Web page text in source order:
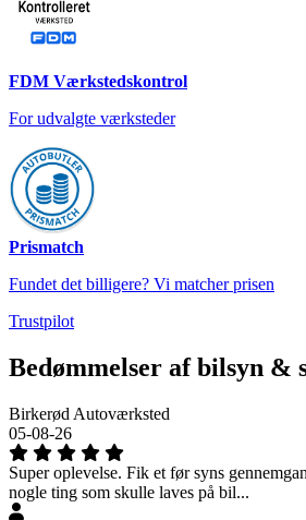
FDM Værkstedskontrol
For udvalgte værksteder
Prismatch
Fundet det billigere? Vi matcher prisen
Trustpilot
Bedømmelser af bilsyn &
Birkerød Autoværksted
05-08-26
Super oplevelse. Fik et før syns
nogle ting som skulle laves på bil...